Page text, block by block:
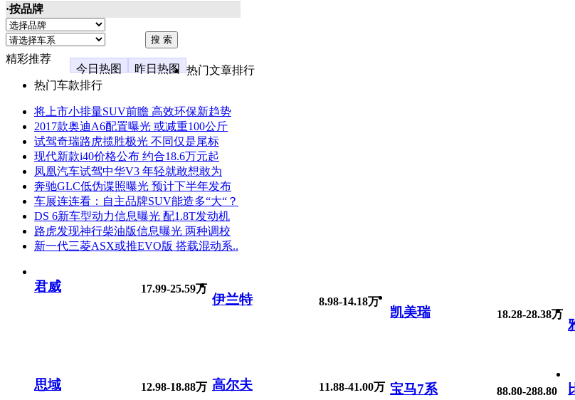
·按品牌
精彩推荐
今日热图
昨日热图
热门文章排行
热门车款排行
将上市小排量SUV前瞻 高效环保新趋势
2017款奥迪A6配置曝光 或减重100公斤
试驾奇瑞路虎揽胜极光 不同仅是尾标
现代新款i40价格公布 约合18.6万元起
凤凰汽车试驾中华V3 年轻就敢想敢为
奔驰GLC低伪谍照曝光 预计下半年发布
车展连连看：自主品牌SUV能造多“大“？
DS 6新车型动力信息曝光 配1.8T发动机
路虎发现神行柴油版信息曝光 两种调校
新一代三菱ASX或推EVO版 搭载混动系..
君威 17.99-25.59万
伊兰特 8.98-14.18万
凯美瑞 18.28-28.38万
思域 12.98-18.88万 高尔夫 11.88-41.00万 宝马7系 88.80-288.80